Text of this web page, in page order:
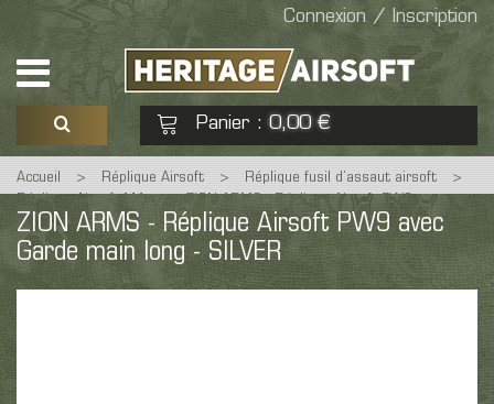
Connexion / Inscription
Panier : 0,00 €
Voir mon panier Commander
Aucun produit
Accueil > Réplique Airsoft > Réplique fusil d’assaut airsoft
>
Réplique Airsoft M4
>
ZION ARMS - Réplique Airsoft PW9 avec
Garde main long - SILVER
ZION ARMS - Réplique Airsoft PW9 avec
Garde main long - SILVER